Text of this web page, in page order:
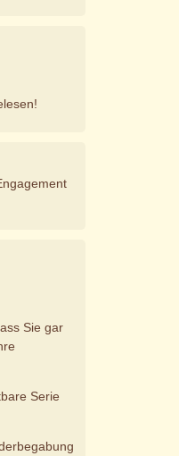
Sie gar
Serie